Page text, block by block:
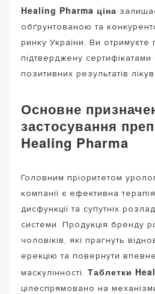
Healing Pharma ціна
обґрунтованою та
ринку України. Ви отримуєте
підтверджену сертифікатами
позитивних результатів
Основне
застосування
Healing Pharma
Головним пріоритетом
компанії є ефективна
дисфункції та супутніх
системи. Продукція бренду
чоловіків, які прагнуть
ерекцію та повернути
маскулінності. Таблетки
цілеспрямовано на